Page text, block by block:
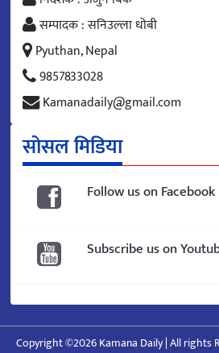
सम्पादक : सनिउल्ला धोबी
Pyuthan, Nepal
9857833028
Kamanadaily@gmail.com
सोसल मिडिया
Follow us on Facebook
Subscribe us on
Copyright ©2026 Kamana Daily | All rights